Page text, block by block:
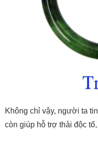
Không chỉ vậy, người ta
còn giúp hỗ trợ thải độc